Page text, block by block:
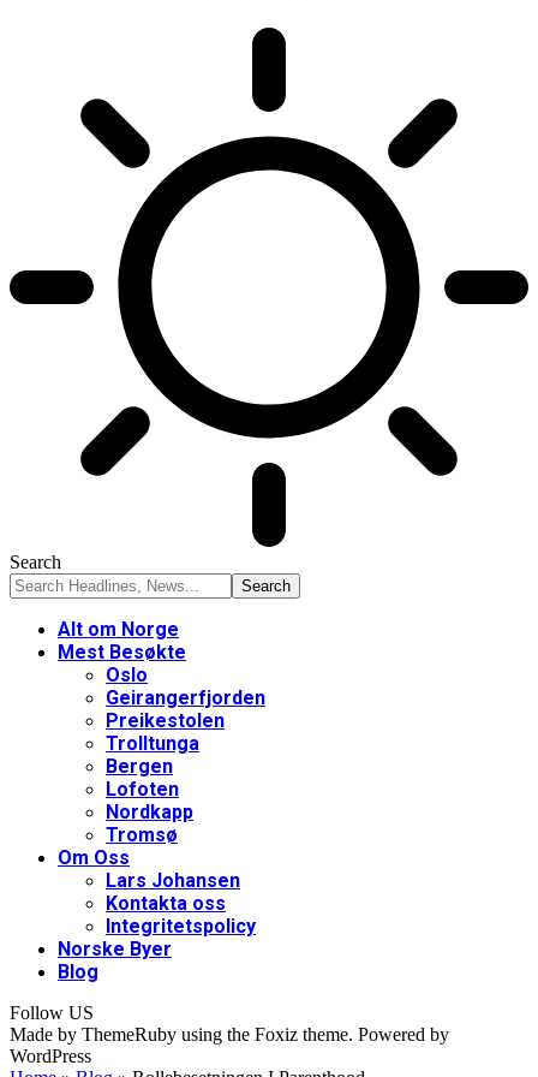
Search
Alt om Norge
Mest Besøkte
Oslo
Geirangerfjorden
Preikestolen
Trolltunga
Bergen
Lofoten
Nordkapp
Tromsø
Om Oss
Lars Johansen
Kontakta oss
Integritetspolicy
Norske Byer
Blog
Follow US
Made by ThemeRuby using the Foxiz theme. Powered by
WordPress